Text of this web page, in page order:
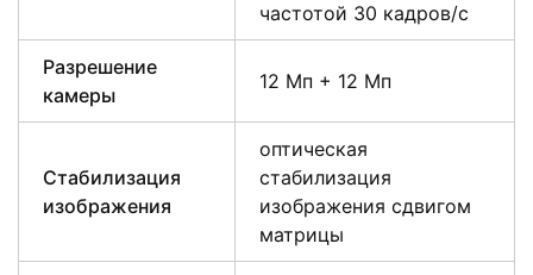
частотой 30 кадров/ с
Разрешение
камеры
12 Мп + 12 Мп
Стабилизация
изображения
оптическая
стабилизация
изображения сдвигом
матрицы